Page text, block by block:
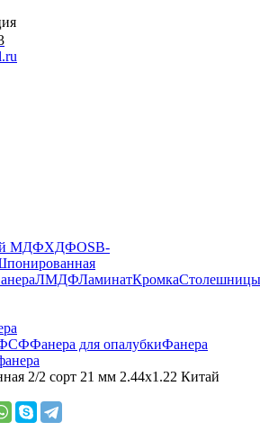
МДФХДФOSB-
ЛМДФЛаминатКромкаСтолешницы
ФСФФанера для опалубкиФанера
2/2 сорт 21 мм 2.44х1.22 Китай